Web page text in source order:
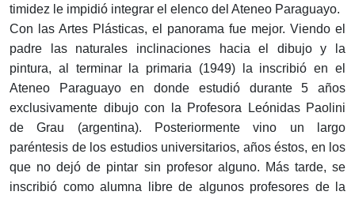
timidez le impidió integrar el elenco del Ateneo Paraguayo.
Con las Artes Plásticas, el panorama fue mejor. Viendo el
padre las naturales inclinaciones hacia el dibujo y la
pintura, al terminar la primaria (1949) la inscribió en el
Ateneo Paraguayo en donde estudió durante 5 años
exclusivamente dibujo con la Profesora Leónidas Paolini
de Grau (argentina). Posteriormente vino un largo
paréntesis de los estudios universitarios, años éstos, en los
que no dejó de pintar sin profesor alguno. Más tarde, se
inscribió como alumna libre de algunos profesores de la